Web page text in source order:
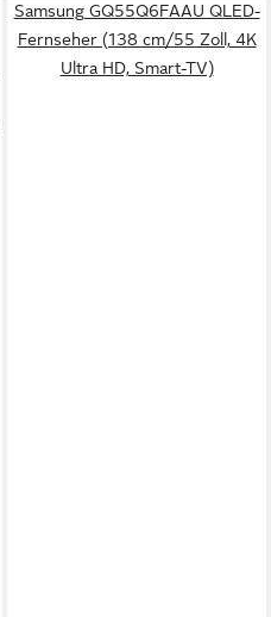
Samsung GQ55Q6FAAU QLED-
Fernseher (138 cm/55 Zoll, 4K
Ultra HD, Smart-TV)